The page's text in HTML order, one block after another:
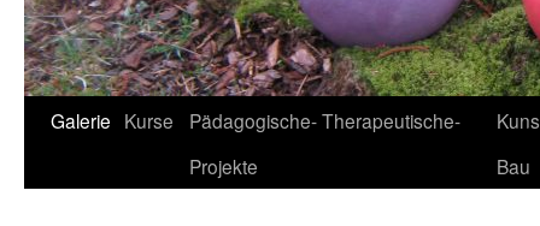
Zum
Galerie Kurse
Pädagogische- Therapeutische-
Projekte
Bau